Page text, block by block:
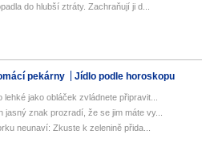
do hlubší ztráty. Zachraňují ji d...
pekárny Jídlo podle horoskopu
jako obláček zvládnete připravit...
znak prozradí, že se jim máte vy...
neunaví: Zkuste k zelenině přida...